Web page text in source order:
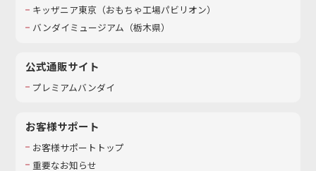
キッザニア東京（おもちゃ工場パビリオン）​
バンダイミュージアム（栃木県）
公式通販サイト
プレミアムバンダイ
お客様サポート
お客様サポートトップ
重要なお知らせ